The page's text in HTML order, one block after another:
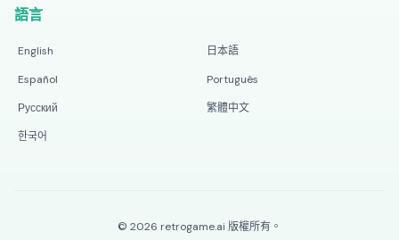
語言
English
日本語
Español
Português
Русский
繁體中文
한국어
© 2026 retrogame.ai 版權所有。